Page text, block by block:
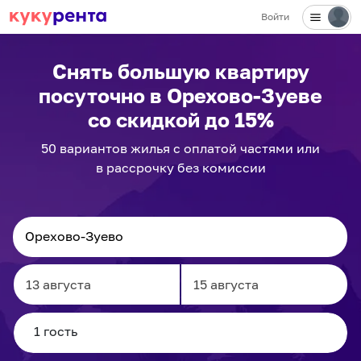
Войти
Снять большую квартиру
посуточно в Орехово-Зуеве
со скидкой до 15%
50 вариантов жилья с оплатой частями или
в рассрочку без комиссии
Navigate
forward
to
Navigate
to